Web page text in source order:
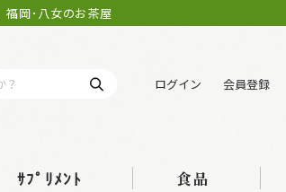
福岡･八女のお茶屋
ログイン 会員登録
ｻﾌﾟﾘﾒﾝﾄ 食品